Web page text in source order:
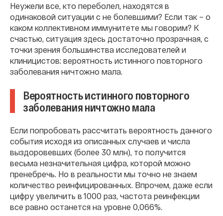
Неужели все, кто переболел, находятся в
одинаковой ситуации с не болевшими? Если так – о
каком коллективном иммунитете мы говорим? К
счастью, ситуация здесь достаточно прозрачная, с
точки зрения большинства исследователей и
клиницистов: вероятность истинного повторного
заболевания ничтожно мала.
Вероятность истинного повторного
заболевания ничтожно мала
Если попробовать рассчитать вероятность данного
события исходя из описанных случаев и числа
выздоровевших (более 30 млн), то получится
весьма незначительная цифра, которой можно
пренебречь. Но в реальности мы точно не знаем
количество реинфицированных. Впрочем, даже если
цифру увеличить в 1000 раз, частота реинфекции
все равно останется на уровне 0,066%.